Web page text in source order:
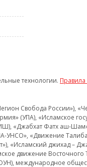
технологии.
Свобода России»),
(УПА), «Исламское
«Джабхат Фатх аш-
«Движение
«Исламский джихад
движение
международное